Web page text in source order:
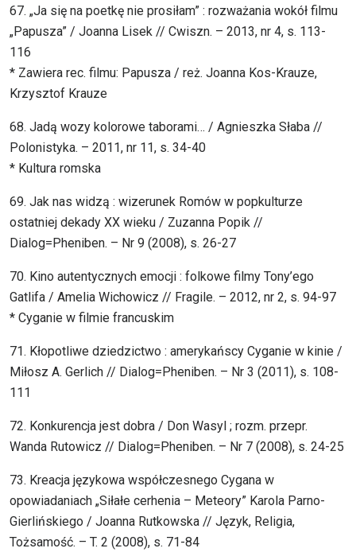
67. „Ja się na poetkę nie prosiłam” : rozważania wokół filmu
„Papusza” / Joanna Lisek // Cwiszn. – 2013, nr 4, s. 113-
116
* Zawiera rec. filmu: Papusza / reż. Joanna Kos-Krauze,
Krzysztof Krauze
68. Jadą wozy kolorowe taborami… / Agnieszka Słaba //
Polonistyka. – 2011, nr 11, s. 34-40
* Kultura romska
69. Jak nas widzą : wizerunek Romów w popkulturze
ostatniej dekady XX wieku / Zuzanna Popik //
Dialog=Pheniben. – Nr 9 (2008), s. 26-27
70. Kino autentycznych emocji : folkowe filmy Tony’ego
Gatlifa / Amelia Wichowicz // Fragile. – 2012, nr 2, s. 94-97
* Cyganie w filmie francuskim
71. Kłopotliwe dziedzictwo : amerykańscy Cyganie w kinie /
Miłosz A. Gerlich // Dialog=Pheniben. – Nr 3 (2011), s. 108-
111
72. Konkurencja jest dobra / Don Wasyl ; rozm. przepr.
Wanda Rutowicz // Dialog=Pheniben. – Nr 7 (2008), s. 24-25
73. Kreacja językowa współczesnego Cygana w
opowiadaniach „Siłałe cerhenia – Meteory” Karola Parno-
Gierlińskiego / Joanna Rutkowska // Język, Religia,
Tożsamość. – T. 2 (2008), s. 71-84